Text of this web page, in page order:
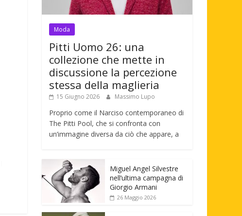
Moda
Pitti Uomo 26: una
collezione che mette in
discussione la percezione
stessa della maglieria
15 Giugno 2026 Massimo Lupo
Proprio come il Narciso contemporaneo di
The Pitti Pool, che si confronta con
un’immagine diversa da ciò che appare, a
Miguel Angel Silvestre
nell’ultima campagna di
Giorgio Armani
26 Maggio 2026